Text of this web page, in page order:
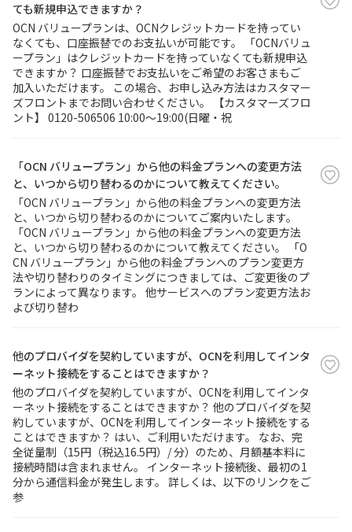
ても新規申込できますか？
OCN バリュープランは、OCNクレジットカードを持ってい
なくても、口座振替でのお支払いが可能です。 「OCNバリュ
ープラン」はクレジットカードを持っていなくても新規申込
できますか？ 口座振替でお支払いをご希望のお客さまもご
加入いただけます。 この場合、お申し込み方法はカスタマー
ズフロントまでお問い合わせください。 【カスタマーズフロ
ント】 0120-506506 10:00～19:00(日曜・祝
「OCN バリュープラン」から他の料金プランへの変更方法
と、いつから切り替わるのかについて教えてください。
「OCN バリュープラン」から他の料金プランへの変更方法
と、いつから切り替わるのかについてご案内いたします。
「OCN バリュープラン」から他の料金プランへの変更方法
と、いつから切り替わるのかについて教えてください。 「O
CN バリュープラン」から他の料金プランへのプラン変更方
法や切り替わりのタイミングにつきましては、ご変更後のプ
ランによって異なります。 他サービスへのプラン変更方法お
よび切り替わ
他のプロバイダを契約していますが、OCNを利用してインタ
ーネット接続をすることはできますか？
他のプロバイダを契約していますが、OCNを利用してインタ
ーネット接続をすることはできますか？ 他のプロバイダを契
約していますが、OCNを利用してインターネット接続をする
ことはできますか？ はい、ご利用いただけます。 なお、完
全従量制（15円（税込16.5円）/ 分）のため、月額基本料に
接続時間は含まれません。 インターネット接続後、最初の1
分から通信料金が発生します。 詳しくは、以下のリンクをご
参